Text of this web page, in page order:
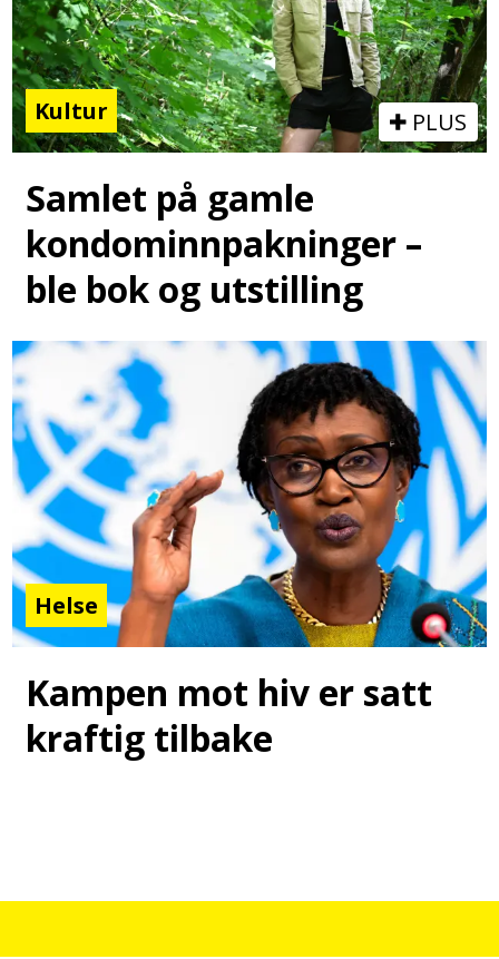
Kultur PLUS
Samlet på gamle
kondominnpakninger –
ble bok og utstilling
Helse
Kampen mot hiv er satt
kraftig tilbake